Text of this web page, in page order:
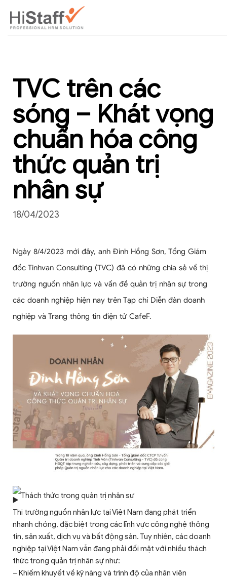
TVC trên các
sóng – Khát vọng
chuẩn hóa công
thức quản trị
nhân sự
18/04/2023
Ngày 8/4/2023 mới đây, anh Đinh Hồng Sơn, Tổng Giám
đốc Tinhvan Consulting (TVC) đã có những chia sẻ về thị
trường nguồn nhân lực và vấn đề quản trị nhân sự trong
các doanh nghiệp hiện nay trên Tạp chí Diễn đàn doanh
nghiệp và Trang thông tin điện tử CafeF.
Thách thức trong quản trị nhân sự
Thị trường nguồn nhân lực tại Việt Nam đang phát triển
nhanh chóng, đặc biệt trong các lĩnh vực công nghệ thông
tin, sản xuất, dịch vụ và bất động sản. Tuy nhiên, các doanh
nghiệp tại Việt Nam vẫn đang phải đối mặt với nhiều thách
thức trong quản trị nhân sự như:
– Khiếm khuyết về kỹ năng và trình độ của nhân viên